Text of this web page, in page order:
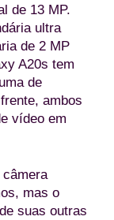
de 13 MP.
ultra
de 2 MP
A20s tem
de
ambos
vídeo em
câmera
mas o
suas outras